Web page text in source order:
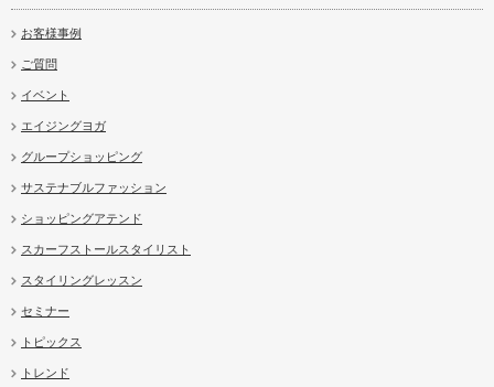
お客様事例
ご質問
イベント
エイジングヨガ
グループショッピング
サステナブルファッション
ショッピングアテンド
スカーフストールスタイリスト
スタイリングレッスン
セミナー
トピックス
トレンド